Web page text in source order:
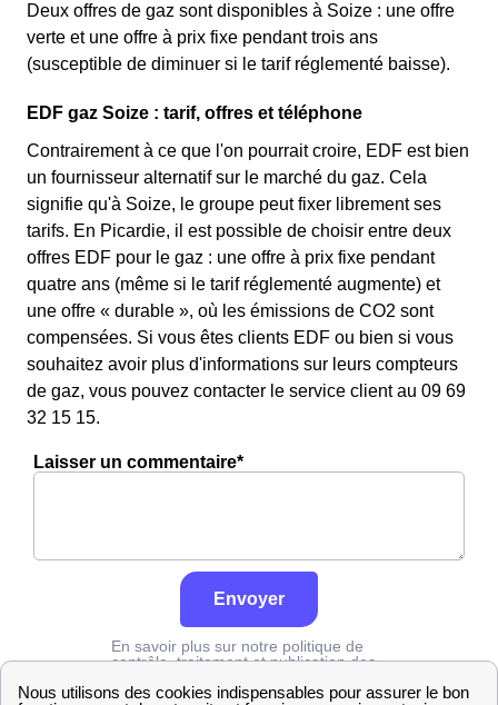
Deux offres de gaz sont disponibles à Soize : une offre
verte et une offre à prix fixe pendant trois ans
(susceptible de diminuer si le tarif réglementé baisse).
EDF gaz Soize : tarif, offres et téléphone
Contrairement à ce que l'on pourrait croire, EDF est bien
un fournisseur alternatif sur le marché du gaz. Cela
signifie qu'à Soize, le groupe peut fixer librement ses
tarifs. En Picardie, il est possible de choisir entre deux
offres EDF pour le gaz : une offre à prix fixe pendant
quatre ans (même si le tarif réglementé augmente) et
une offre « durable », où les émissions de CO2 sont
compensées. Si vous êtes clients EDF ou bien si vous
souhaitez avoir plus d'informations sur leurs compteurs
de gaz, vous pouvez contacter le service client au 09 69
32 15 15.
Laisser un commentaire*
Envoyer
En savoir plus sur notre politique de
contrôle, traitement et publication des